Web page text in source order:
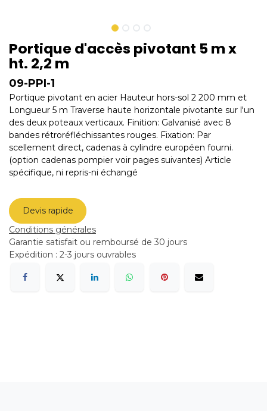
Portique d'accès pivotant 5 m x
ht. 2,2 m
09-PPI-1
Portique pivotant en acier Hauteur hors-sol 2 200 mm et
Longueur 5 m Traverse haute horizontale pivotante sur l'un
des deux poteaux verticaux. Finition: Galvanisé avec 8
bandes rétroréfléchissantes rouges. Fixation: Par
scellement direct, cadenas à cylindre européen fourni.
(option cadenas pompier voir pages suivantes) Article
spécifique, ni repris-ni échangé
Devis rapide
Conditions générales
Garantie satisfait ou remboursé de 30 jours
Expédition : 2-3 jours ouvrables